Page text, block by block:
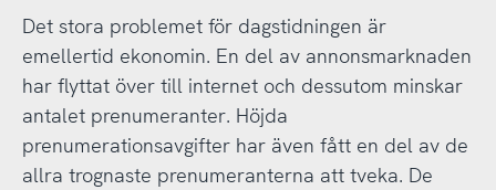
Det stora problemet för dagstidningen är
emellertid ekonomin. En del av annonsmarknaden
har flyttat över till internet och dessutom minskar
antalet prenumeranter. Höjda
prenumerationsavgifter har även fått en del av de
allra trognaste prenumeranterna att tveka. De